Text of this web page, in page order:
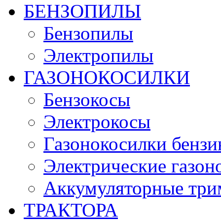
БЕНЗОПИЛЫ
Бензопилы
Электропилы
ГАЗОНОКОСИЛКИ
Бензокосы
Электрокосы
Газонокосилки
Электрические
Аккумуляторные
ТРАКТОРА